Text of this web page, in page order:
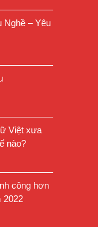
Nghề – Yêu
Việt xưa
nào?
công hơn
2022